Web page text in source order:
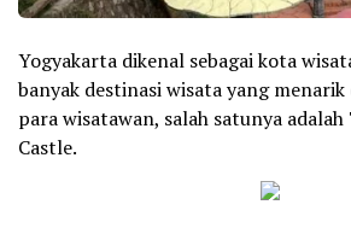
Yogyakarta dikenal sebagai kota
banyak destinasi wisata yang
para wisatawan, salah satunya
Castle.